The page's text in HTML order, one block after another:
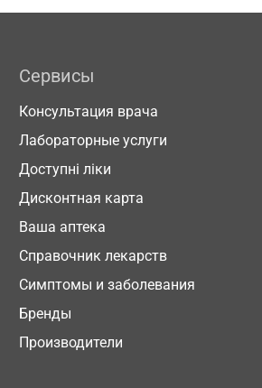
Сервисы
Консультация врача
Лабораторные услуги
Доступні ліки
Дисконтная карта
Ваша аптека
Справочник лекарств
Симптомы и заболевания
Бренды
Производители